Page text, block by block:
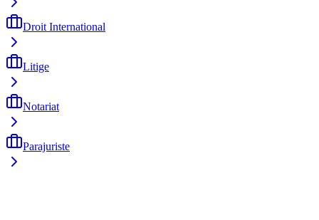
Droit International
Litige
Notariat
Parajuriste